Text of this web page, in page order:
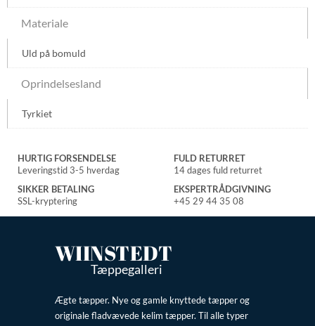
Materiale
Uld på bomuld
Oprindelsesland
Tyrkiet
HURTIG FORSENDELSE
Leveringstid 3-5 hverdag
FULD RETURRET
14 dages fuld returret
SIKKER BETALING
SSL-kryptering
EKSPERTRÅDGIVNING
+45 29 44 35 08
WIINSTEDT
Tæppegalleri
Ægte tæpper. Nye og gamle knyttede tæpper og
originale fladvævede kelim tæpper. Til alle typer